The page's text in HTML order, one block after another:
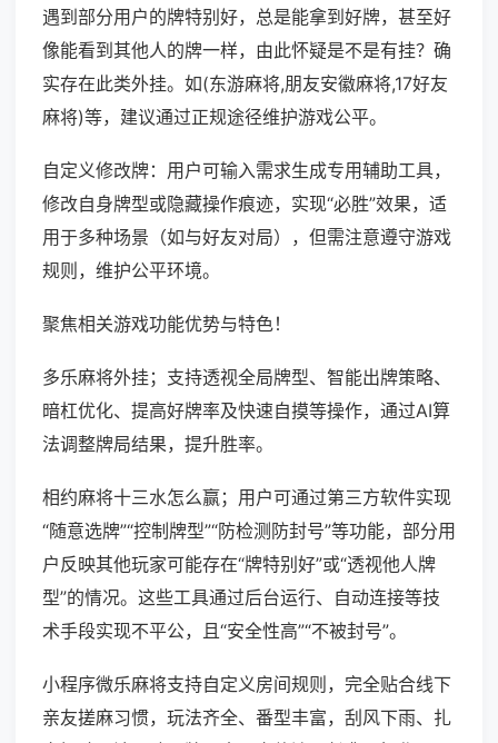
遇到部分用户的牌特别好，总是能拿到好牌，甚至好
像能看到其他人的牌一样，由此怀疑是不是有挂？确
实存在此类外挂。如(东游麻将,朋友安徽麻将,17好友
麻将)等，建议通过正规途径维护游戏公平。
自定义修改牌：用户可输入需求生成专用辅助工具，
修改自身牌型或隐藏操作痕迹，实现“必胜”效果，适
用于多种场景（如与好友对局），但需注意遵守游戏
规则，维护公平环境。
聚焦相关游戏功能优势与特色！
多乐麻将外挂；支持透视全局牌型、智能出牌策略、
暗杠优化、提高好牌率及快速自摸等操作，通过AI算
法调整牌局结果，提升胜率。
相约麻将十三水怎么赢；用户可通过第三方软件实现
“随意选牌”“控制牌型”“防检测防封号”等功能，部分用
户反映其他玩家可能存在“牌特别好”或“透视他人牌
型”的情况。这些工具通过后台运行、自动连接等技
术手段实现不平公，且“安全性高”“不被封号”。
小程序微乐麻将支持自定义房间规则，完全贴合线下
亲友搓麻习惯，玩法齐全、番型丰富，刮风下雨、扎